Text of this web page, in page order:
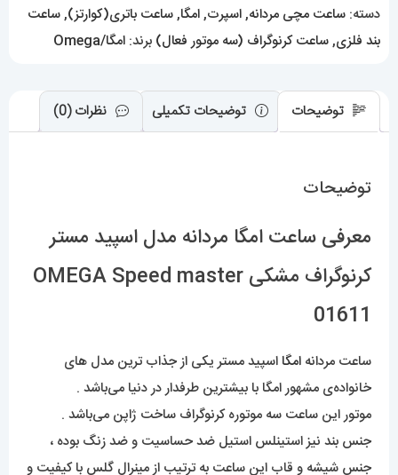
master
عدد
دسته: ساعت مچی مردانه,اسپرت,امگا,ساعت باتری(کوارتز),ساعت
بند فلزی,ساعت کرنوگراف (سه موتور فعال) برند: امگا/Omega
توضیحات توضیحات تکمیلی نظرات (0)
توضیحات
معرفی ساعت امگا مردانه مدل اسپید مستر
کرنوگراف مشکی OMEGA Speed master
01611
ساعت مردانه امگا اسپید مستر یکی از جذاب ترین مدل های
خانواده‌ی مشهور امگا با بیشترین طرفدار در دنیا می‌باشد .
موتور این ساعت سه موتوره کرنوگراف ساخت ژاپن می‌باشد .
جنس بند نیز استینلس استیل ضد حساسیت و ضد زنگ بوده ،
جنس شیشه و قاب این ساعت به ترتیب از مینرال گلس با کیفیت و